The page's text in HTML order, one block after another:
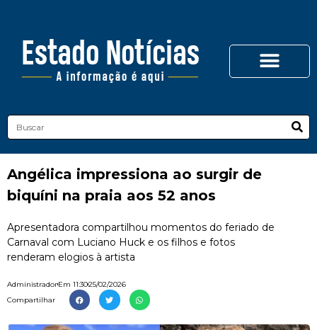
Angélica impressiona ao surgir de
biquíni na praia aos 52 anos
Apresentadora compartilhou momentos do feriado de
Carnaval com Luciano Huck e os filhos e fotos
renderam elogios à artista
AdministradorEm 11:3025/02/2026
Compartilhar